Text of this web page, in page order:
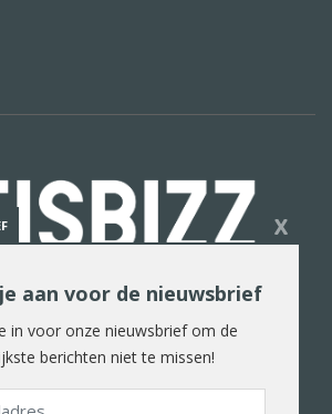
in woord en beeld
X
aan voor de nieuwsbrief
in voor onze nieuwsbrief om de
berichten niet te missen!